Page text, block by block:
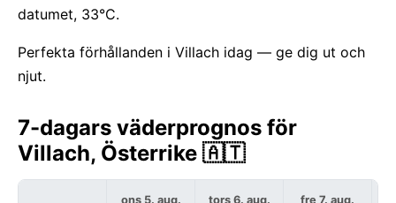
datumet, 33°C.
Perfekta förhållanden i Villach idag — ge dig ut och
njut.
7-dagars väderprognos för
Villach, Österrike 🇦🇹
ons 5. aug. tors 6. aug. fre 7. aug.